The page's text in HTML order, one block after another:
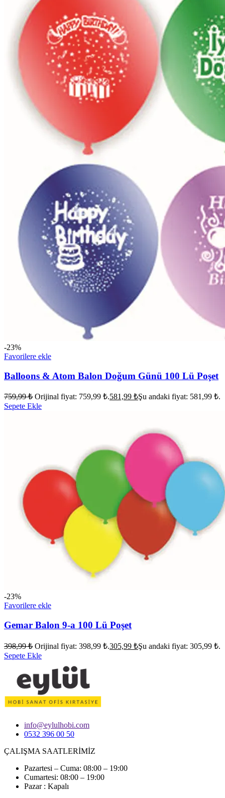
-23%
Favorilere ekle
Balloons & Atom Balon Doğum Günü 100 Lü Poşet
759,99₺ Orijinal fiyat: 759,99 ₺.581,99 ₺Şu andaki fiyat: 581,99 ₺.
Sepete Ekle
-23%
Favorilere ekle
Gemar Balon 9-a 100 Lü Poşet
398,99₺ Orijinal fiyat: 398,99 ₺.305,99 ₺Şu andaki fiyat: 305,99 ₺.
Sepete Ekle
info@eylulhobi.com
0532 396 00 50
ÇALIŞMA SAATLERİMİZ
Pazartesi – Cuma: 08:00 – 19:00
Cumartesi: 08:00 – 19:00
Pazar : Kapalı